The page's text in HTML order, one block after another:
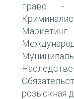
право -
Маркетинг
розыскная